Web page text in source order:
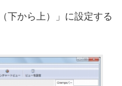
下から上）」に設定する